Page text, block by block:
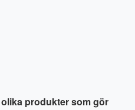
produkter som gör